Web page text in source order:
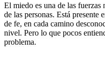
El miedo es una de las fuerzas
de las personas. Está presente
de fe, en cada camino
nivel. Pero lo que pocos
problema.